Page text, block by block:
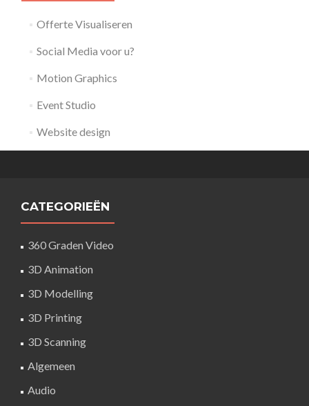
Offerte Visualiseren
Social Media voor u?
Motion Graphics
Event Studio
Website design
CATEGORIEËN
360 Graden Video
3D Animation
3D Modelling
3D Printing
3D Scanning
Algemeen
Audio